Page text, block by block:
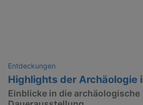
Entdeckungen
Highlights der Archäologie
Einblicke in die archäologische